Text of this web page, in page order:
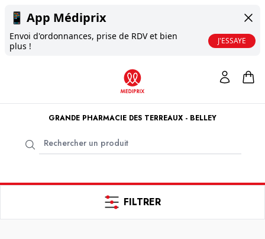
📱 App Médiprix
Envoi d'ordonnances, prise de RDV et bien
plus !
J'ESSAYE
GRANDE PHARMACIE DES TERREAUX - BELLEY
FILTRER